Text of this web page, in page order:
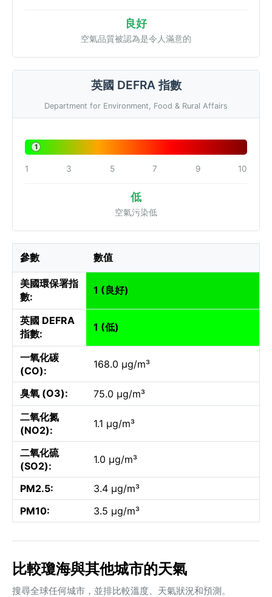
良好
空氣品質被認為是令人滿意的
英國 DEFRA 指數
Department for Environment, Food & Rural Affairs
1
1 3 5 7 9 10
低
空氣污染低
參數 數值
美國環保署指
數:
1 (良好)
英國 DEFRA
指數:
1 (低)
一氧化碳
(CO):
168.0 µg/m³
臭氧 (O3):
75.0 µg/m³
二氧化氮
(NO2):
1.1 µg/m³
二氧化硫
(SO2):
1.0 µg/m³
PM2.5:
3.4 µg/m³
PM10:
3.5 µg/m³
比較瓊海與其他城市的天氣
搜尋全球任何城市，並排比較溫度、天氣狀況和預測。